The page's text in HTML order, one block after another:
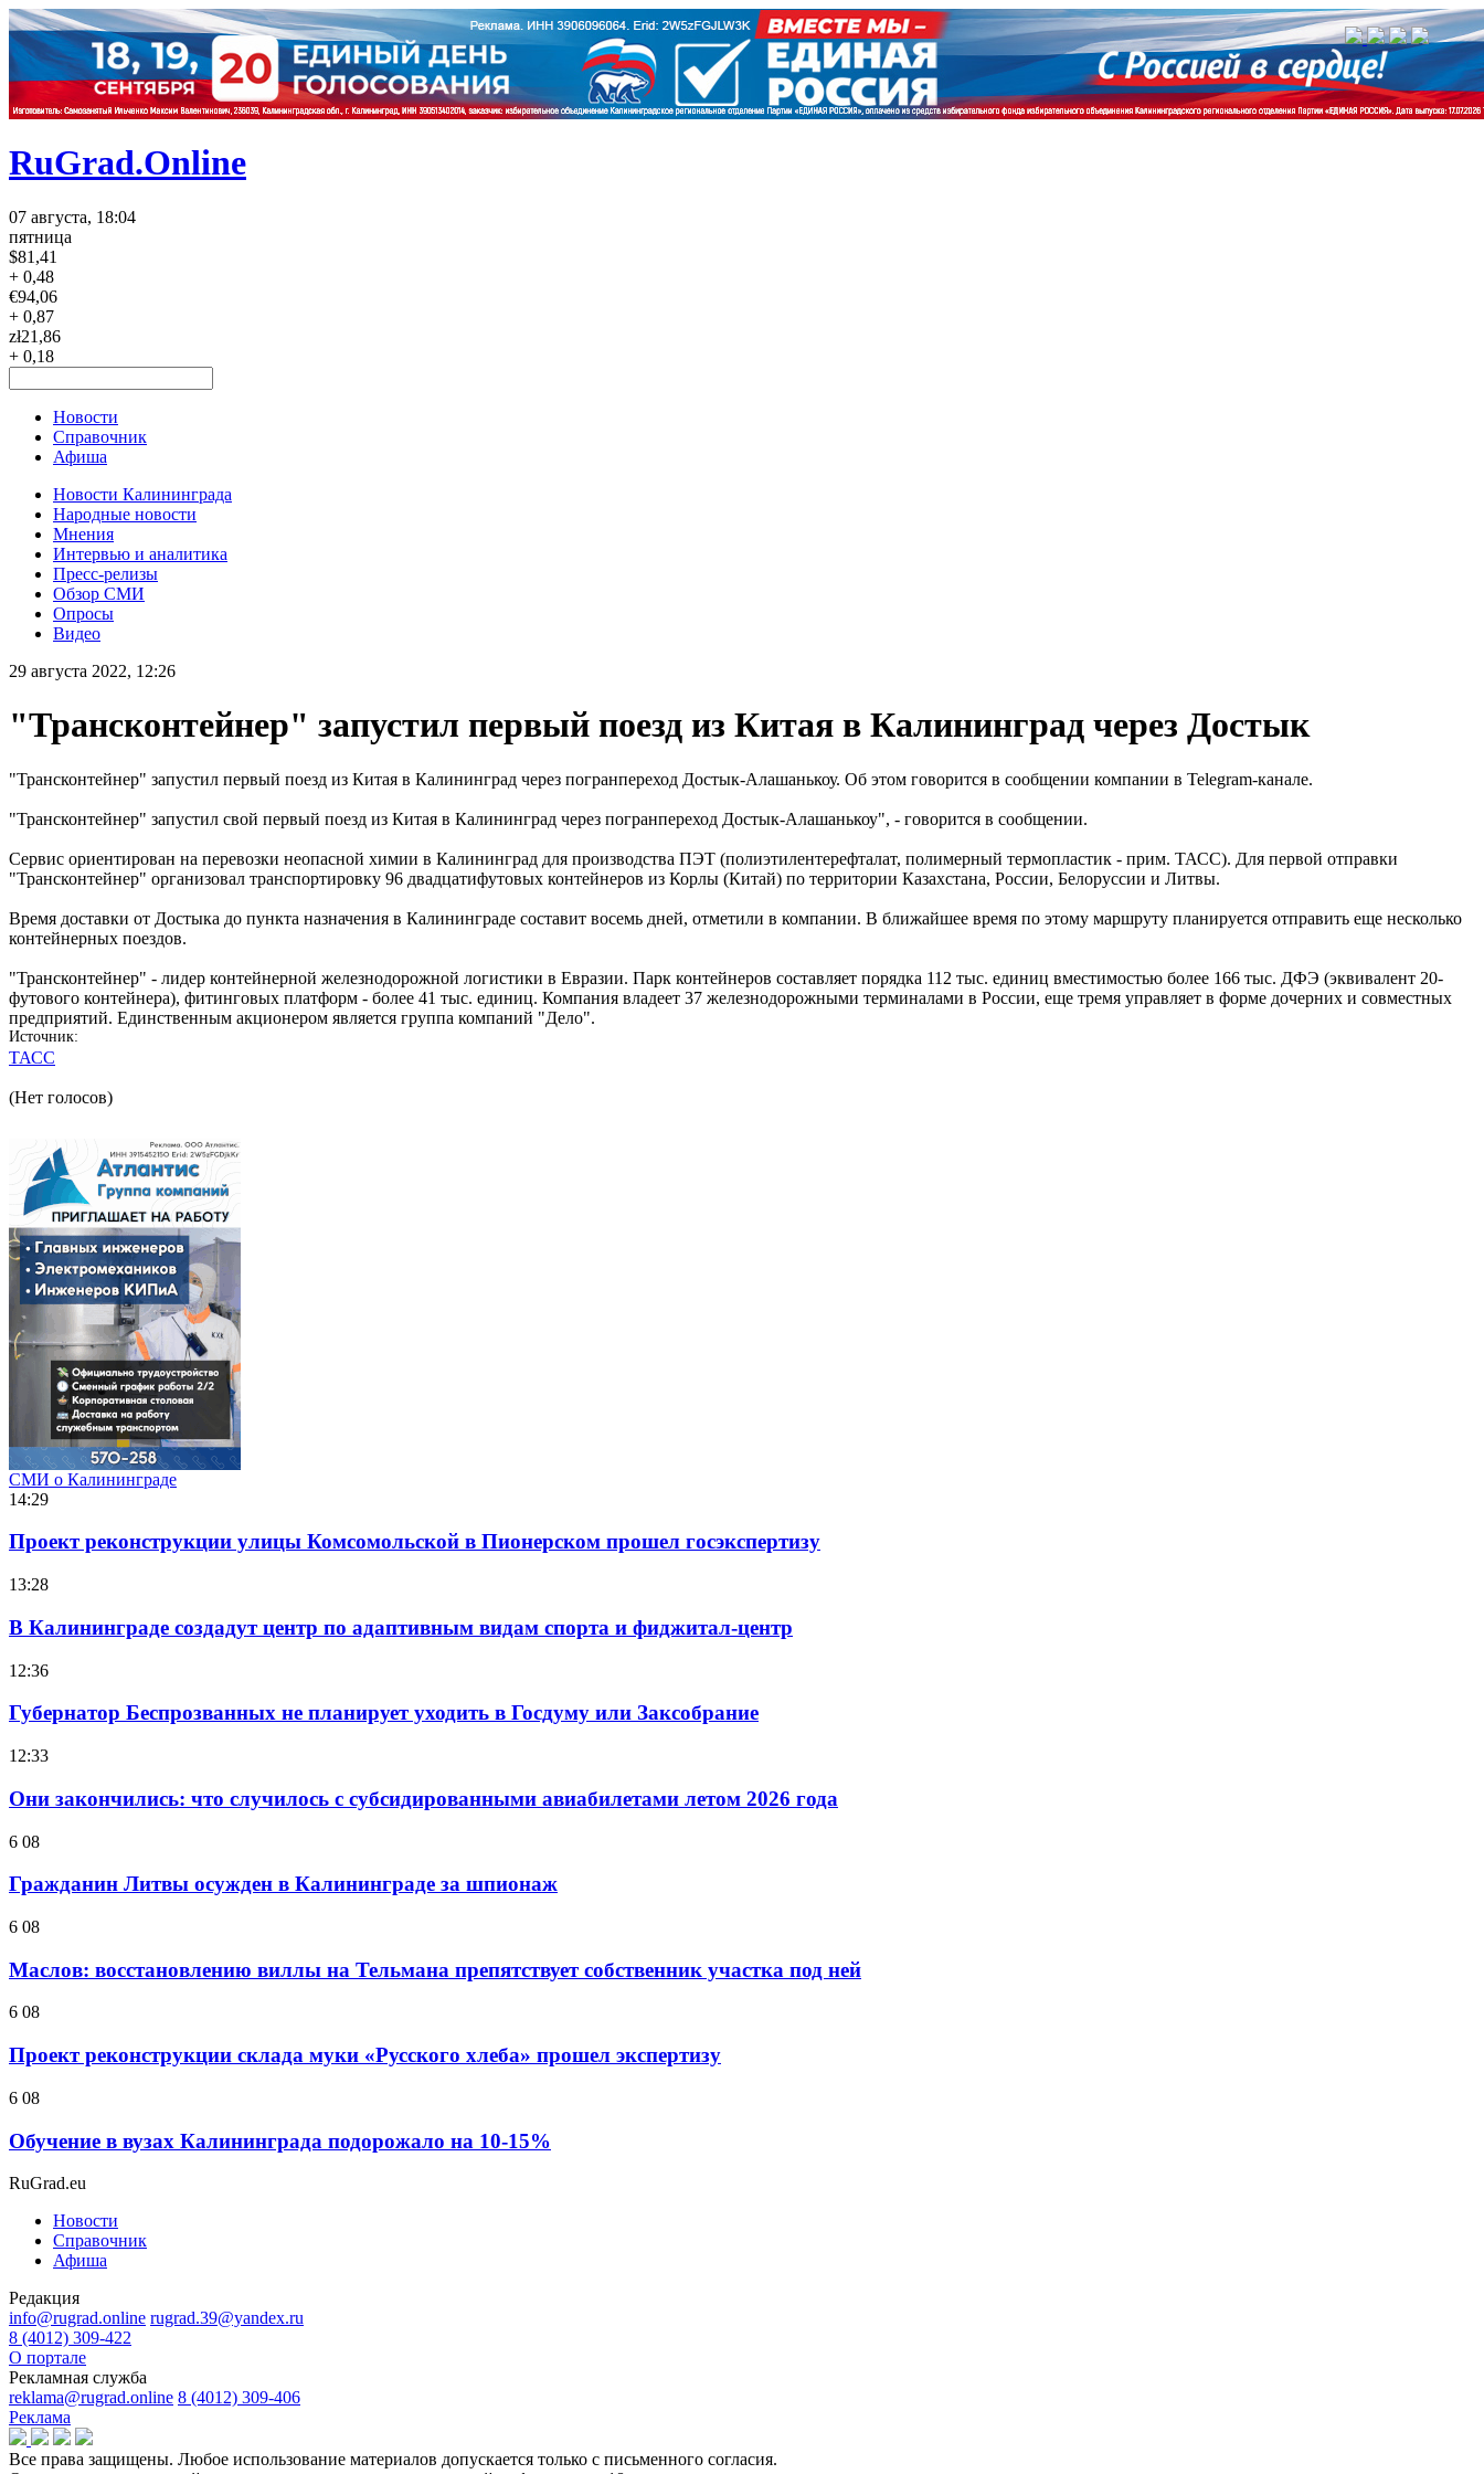
RuGrad.Online
07 августа, 18:04
пятница
$81,41
+ 0,48
€94,06
+ 0,87
zł21,86
+ 0,18
Новости
Справочник
Афиша
Новости Калининграда
Народные новости
Мнения
Интервью и аналитика
Пресс-релизы
Обзор СМИ
Опросы
Видео
29 августа 2022, 12:26
"Трансконтейнер" запустил первый поезд из Китая в Калининград через Достык
"Трансконтейнер" запустил первый поезд из Китая в Калининград через погранпереход Достык-Алашанькоу. Об этом говорится в сообщении компании в Telegram-канале.
"Трансконтейнер" запустил свой первый поезд из Китая в Калининград через погранпереход Достык-Алашанькоу", - говорится в сообщении.
Сервис ориентирован на перевозки неопасной химии в Калининград для производства ПЭТ (полиэтилентерефталат, полимерный термопластик - прим. ТАСС). Для первой отправки
"Трансконтейнер" организовал транспортировку 96 двадцатифутовых контейнеров из Корлы (Китай) по территории Казахстана, России, Белоруссии и Литвы.
Время доставки от Достыка до пункта назначения в Калининграде составит восемь дней, отметили в компании. В ближайшее время по этому маршруту планируется отправить еще несколько
контейнерных поездов.
"Трансконтейнер" - лидер контейнерной железнодорожной логистики в Евразии. Парк контейнеров составляет порядка 112 тыс. единиц вместимостью более 166 тыс. ДФЭ (эквивалент 20-
футового контейнера), фитинговых платформ - более 41 тыс. единиц. Компания владеет 37 железнодорожными терминалами в России, еще тремя управляет в форме дочерних и совместных
предприятий. Единственным акционером является группа компаний "Дело".
Источник
ТАСС
(Нет голосов)
СМИ о Калининграде
14:29
Проект реконструкции улицы Комсомольской в Пионерском прошел госэкспертизу
13:28
В Калининграде создадут центр по адаптивным видам спорта и фиджитал-центр
12:36
Губернатор Беспрозванных не планирует уходить в Госдуму или Заксобрание
12:33
Они закончились: что случилось с субсидированными авиабилетами летом 2026 года
6 08
Гражданин Литвы осужден в Калининграде за шпионаж
6 08
Маслов: восстановлению виллы на Тельмана препятствует собственник участка под ней
6 08
Проект реконструкции склада муки «Русского хлеба» прошел экспертизу
6 08
Обучение в вузах Калининграда подорожало на 10-15%
RuGrad.eu
Новости
Справочник
Афиша
Редакция
info@rugrad.online rugrad.39@yandex.ru
8 (4012) 309-422
О портале
Рекламная служба
reklama@rugrad.online 8 (4012) 309-406
Реклама
Все права защищены. Любое использование материалов допускается только с письменного согласия.